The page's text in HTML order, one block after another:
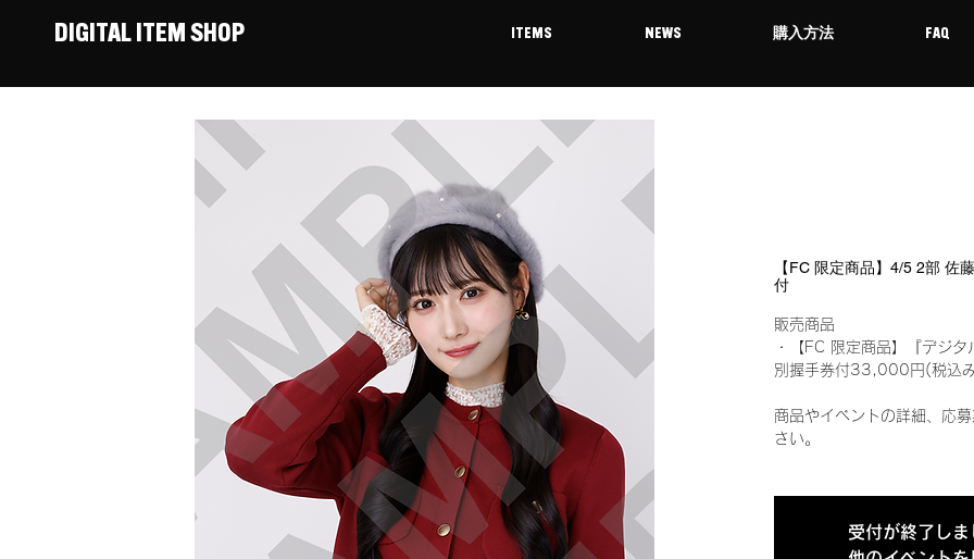
DIGITAL ITEM SHOP ITEMS NEWS 購入方法 FAQ
【FC 限定商品】4/5 2部 佐
付
販売商品
・【FC 限定商品】『デジ
別握手券付33,000円(税
商品やイベントの詳細、応
さい。
受付が終了しま